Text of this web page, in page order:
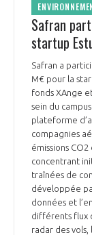
Safran
startup
Safran a
M€ pour la
fonds XAnge
sein du
plateforme
compagnies
émissions
concentrant
traînées de
développée
données et
différents flux
radar des